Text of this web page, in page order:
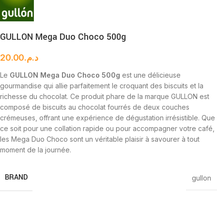
GULLON Mega Duo Choco 500g
د.م.20.00
Le GULLON Mega Duo Choco 500g est une délicieuse
gourmandise qui allie parfaitement le croquant des biscuits et la
richesse du chocolat. Ce produit phare de la marque GULLON est
composé de biscuits au chocolat fourrés de deux couches
crémeuses, offrant une expérience de dégustation irrésistible. Que
ce soit pour une collation rapide ou pour accompagner votre café,
les Mega Duo Choco sont un véritable plaisir à savourer à tout
moment de la journée.
BRAND gullon